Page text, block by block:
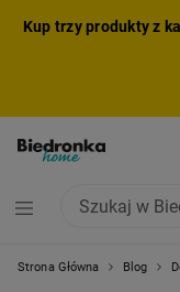
Kup trzy produkty z
Strona Główna Blog